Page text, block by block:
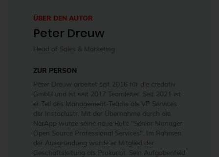
ÜBER DEN AUTOR
Peter Dreuw
Head of Sales & Marketing
ZUR PERSON
Peter Dreuw arbeitet seit 2016 für die credativ
GmbH und ist seit 2017 Teamleiter. Seit 2021 ist
er Teil des Management-Teams als VP Services
der Instaclustr. Mit der Übernahme durch die
NetApp wurde seine neue Rolle "Senior Manager
Open Source Professional Services". Im Rahmen
der Ausgründung wurde er Mitglied der
Geschäftsleitung als Prokurist. Sein Aufgabenfeld